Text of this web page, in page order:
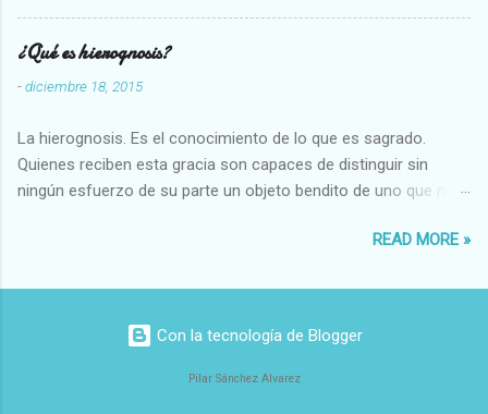
Vulgar Enérgico-Inerte Fuerte-Débil,etc. 3 ESPIRITUALES a)
Intelectuales Conocimiento-Error Exacto-Aproximado
Evidente-Probable,etc b) Morales Bueno-malo Bondadoso-
malvado Justo-Injusto Escrupuloso-Relajado Leal-Desleal,etc.
Armonioso-Inarmonioso 4 RELIGIOSOS Santo-Pr...
¿Qué es hierognosis?
-diciembre 18, 2015
La hierognosis. Es el conocimiento de lo que es sagrado.
Quienes reciben esta gracia son capaces de distinguir sin
ningún esfuerzo de su parte un objeto bendito de uno que no
READ MORE »
Con la tecnología de Blogger
Pilar Sánchez Alvarez